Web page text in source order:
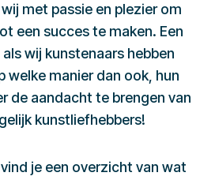
met passie en plezier om
een succes te maken. Een
wij kunstenaars hebben
welke manier dan ook, hun
de aandacht te brengen van
kunstliefhebbers!
je een overzicht van wat